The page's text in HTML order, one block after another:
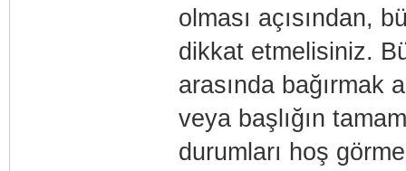
olması açısından,
dikkat etmelisiniz.
arasında bağırmak
veya başlığın
durumları hoş